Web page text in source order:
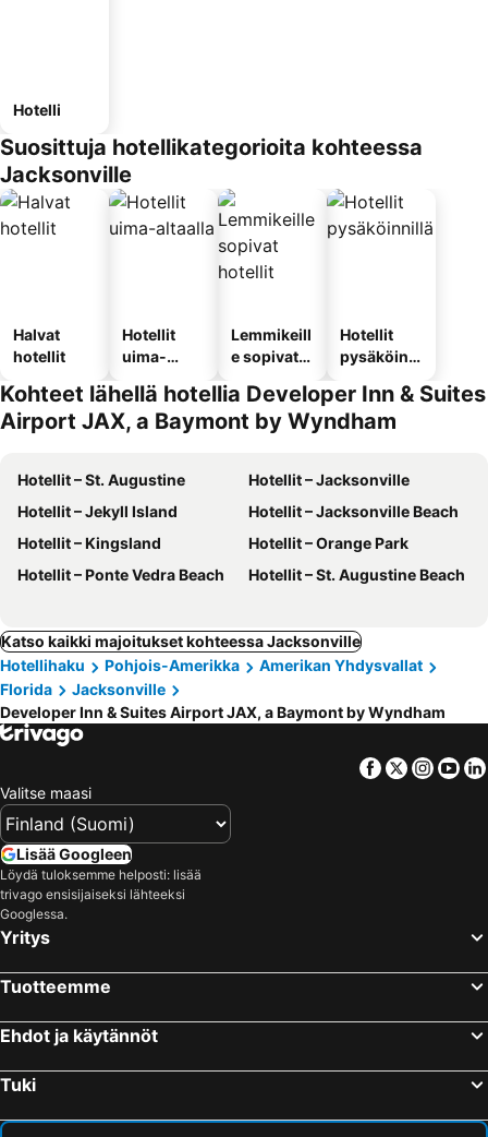
Hotelli
Suosittuja hotellikategorioita kohteessa
Jacksonville
Halvat
hotellit
Hotellit
uima-
Lemmikeill
e sopivat
Hotellit
pysäköinni
Kohteet lähellä hotellia Developer Inn & Suites
Airport JAX, a Baymont by Wyndham
Hotellit – St. Augustine
Hotellit – Jacksonville
Hotellit – Jekyll Island
Hotellit – Jacksonville Beach
Hotellit – Kingsland
Hotellit – Orange Park
Hotellit – Ponte Vedra Beach
Hotellit – St. Augustine Beach
Katso kaikki majoitukset kohteessa Jacksonville
Hotellihaku
Pohjois-Amerikka
Amerikan Yhdysvallat
Florida
Jacksonville
Developer Inn & Suites Airport JAX, a Baymont by Wyndham
Facebook
Twitter
Valitse maasi
Lisää Googleen
Löydä tuloksemme helposti: lisää
trivago ensisijaiseksi lähteeksi
Googlessa.
Yritys
Tuotteemme
Ehdot ja käytännöt
Tuki